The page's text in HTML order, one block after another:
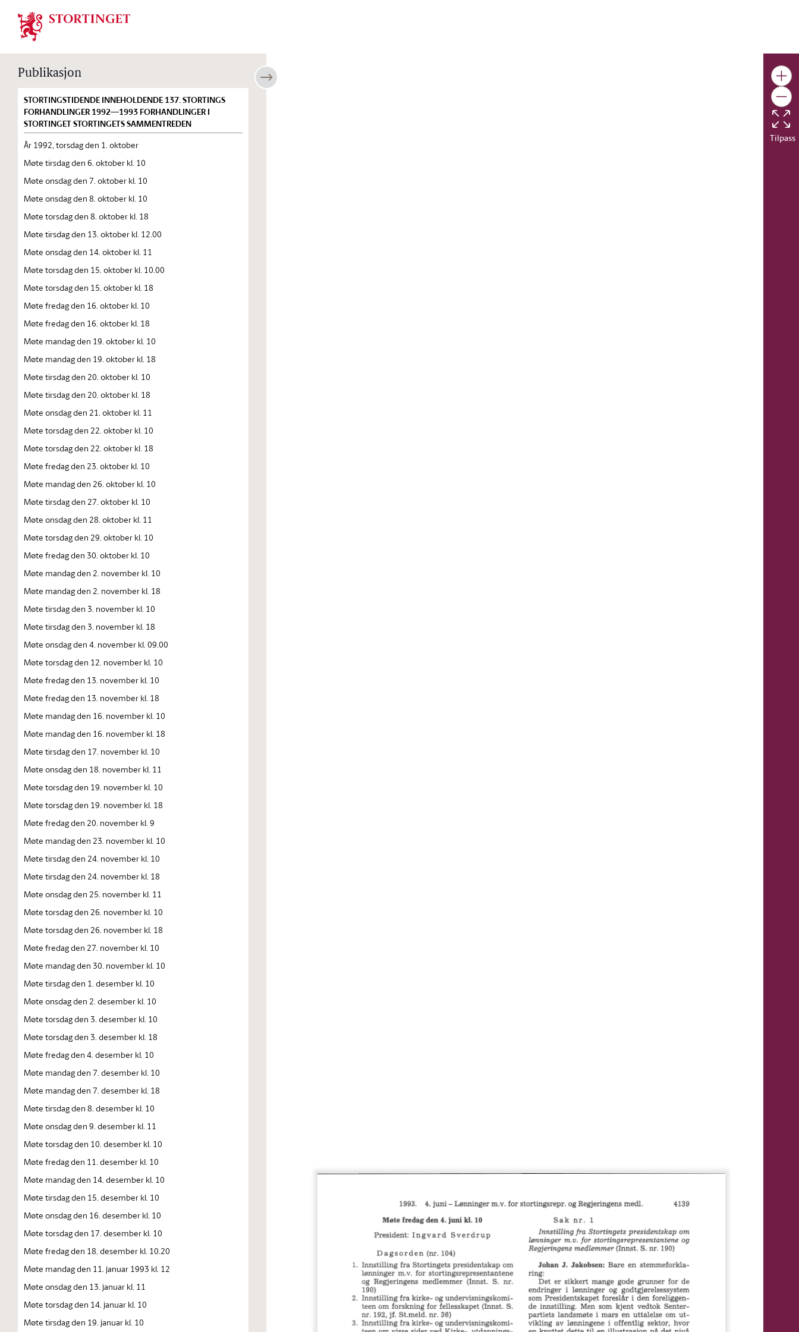
Stortinget.no
Publikasjon
STORTINGSTIDENDE INNEHOLDENDE 137. STORTINGS
FORHANDLINGER 1992—1993 FORHANDLINGER I
STORTINGET STORTINGETS SAMMENTREDEN
År 1992, torsdag den 1. oktober
Møte tirsdag den 6. oktober kl. 10
Møte onsdag den 7. oktober kl. 10
Møte onsdag den 8. oktober kl. 10
Møte torsdag den 8. oktober kl. 18
Møte tirsdag den 13. oktober kl. 12.00
Møte onsdag den 14. oktober kl. 11
Møte torsdag den 15. oktober kl. 10.00
Møte torsdag den 15. oktober kl. 18
Møte fredag den 16. oktober kl. 10
Møte fredag den 16. oktober kl. 18
Møte mandag den 19. oktober kl. 10
Møte mandag den 19. oktober kl. 18
Møte tirsdag den 20. oktober kl. 10
Møte tirsdag den 20. oktober kl. 18
Møte onsdag den 21. oktober kl. 11
Møte torsdag den 22. oktober kl. 10
Møte torsdag den 22. oktober kl. 18
Møte fredag den 23. oktober kl. 10
Møte mandag den 26. oktober kl. 10
Møte tirsdag den 27. oktober kl. 10
Møte onsdag den 28. oktober kl. 11
Møte torsdag den 29. oktober kl. 10
Møte fredag den 30. oktober kl. 10
Møte mandag den 2. november kl. 10
Møte mandag den 2. november kl. 18
Møte tirsdag den 3. november kl. 10
Møte tirsdag den 3. november kl. 18
Møte onsdag den 4. november kl. 09.00
Møte torsdag den 12. november kl. 10
Møte fredag den 13. november kl. 10
Møte fredag den 13. november kl. 18
Møte mandag den 16. november kl. 10
Møte mandag den 16. november kl. 18
Møte tirsdag den 17. november kl. 10
Møte onsdag den 18. november kl. 11
Møte torsdag den 19. november kl. 10
Møte torsdag den 19. november kl. 18
Møte fredag den 20. november kl. 9
Møte mandag den 23. november kl. 10
Møte tirsdag den 24. november kl. 10
Møte tirsdag den 24. november kl. 18
Møte onsdag den 25. november kl. 11
Møte torsdag den 26. november kl. 10
Møte torsdag den 26. november kl. 18
Møte fredag den 27. november kl. 10
Møte mandag den 30. november kl. 10
Møte tirsdag den 1. desember kl. 10
Møte onsdag den 2. desember kl. 10
Møte torsdag den 3. desember kl. 10
Møte torsdag den 3. desember kl. 18
Møte fredag den 4. desember kl. 10
Møte mandag den 7. desember kl. 10
Møte mandag den 7. desember kl. 18
Møte tirsdag den 8. desember kl. 10
Møte onsdag den 9. desember kl. 11
Møte torsdag den 10. desember kl. 10
Møte fredag den 11. desember kl. 10
Møte mandag den 14. desember kl. 10
Møte tirsdag den 15. desember kl. 10
Møte onsdag den 16. desember kl. 10
Møte torsdag den 17. desember kl. 10
Møte fredag den 18. desember kl. 10.20
Møte mandag den 11. januar 1993 kl. 12
Møte onsdag den 13. januar kl. 11
Møte torsdag den 14. januar kl. 10
Møte tirsdag den 19. januar kl. 10